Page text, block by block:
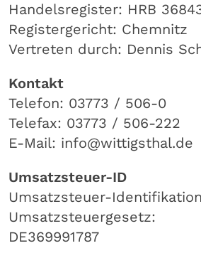
Handelsregister: HRB
Registergericht: Chemnitz
Vertreten durch: Dennis
Kontakt
Telefon: 03773 / 506-0
Telefax: 03773 / 506-222
E-Mail: info@wittigsthal.de
Umsatzsteuer-ID
Umsatzsteuer-
Umsatzsteuergesetz:
DE369991787